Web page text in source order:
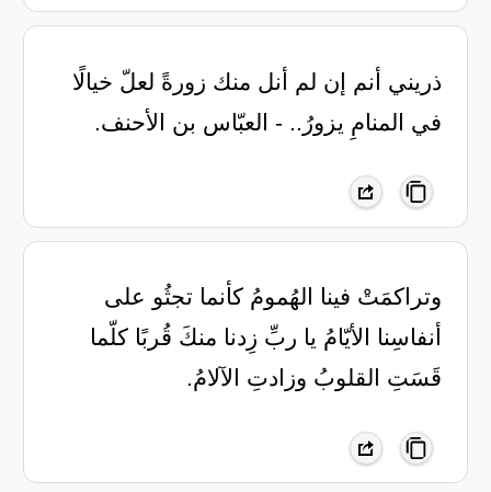
ذريني أنم إن لم أنل منك زورةً لعلّ خيالًا
في المنامِ يزورُ.. - العبّاس بن الأحنف.
‏وتراكمَتْ فينا الهُمومُ كأنما ‏تجثُو على
أنفاسِنا الأيّامُ ‏يا ربِّ زِدنا منكَ قُربًا كلّما
‏قَسَتِ القلوبُ وزادتِ الآلامُ.